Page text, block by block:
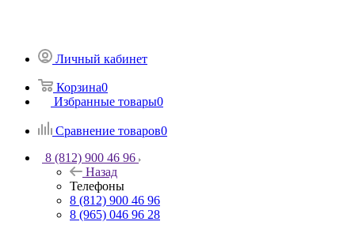
Личный кабинет
Корзина0
Избранные товары0
Сравнение товаров0
8 (812) 900 46 96
Назад
Телефоны
8 (812) 900 46 96
8 (965) 046 96 28